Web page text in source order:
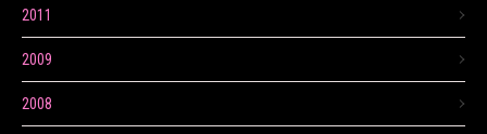
2011
2009
2008